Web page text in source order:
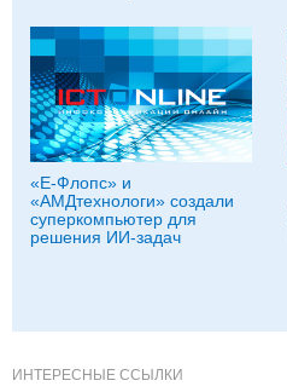
«Е-Флопс» и
«АМДтехнологи» создали
суперкомпьютер для
решения ИИ-задач
ИНТЕРЕСНЫЕ ССЫЛКИ